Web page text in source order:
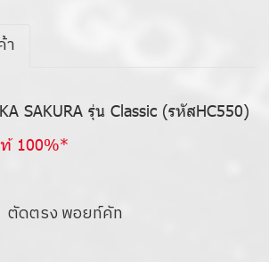
า
SAKURA รุ่น Classic (รหัสHC550)
100%*
ตัดตรง พอยท์คัท